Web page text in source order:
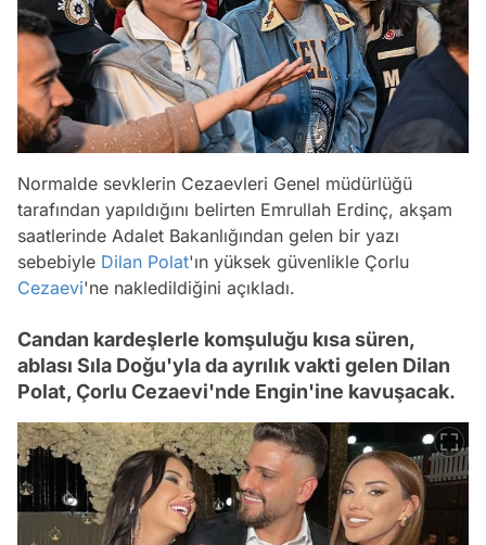
Normalde sevklerin Cezaevleri Genel müdürlüğü
tarafından yapıldığını belirten Emrullah Erdinç, akşam
saatlerinde Adalet Bakanlığından gelen bir yazı
sebebiyle Dilan Polat'ın yüksek güvenlikle Çorlu
Cezaevi'ne nakledildiğini açıkladı.
Candan kardeşlerle komşuluğu kısa süren,
ablası Sıla Doğu'yla da ayrılık vakti gelen Dilan
Polat, Çorlu Cezaevi'nde Engin'ine kavuşacak.